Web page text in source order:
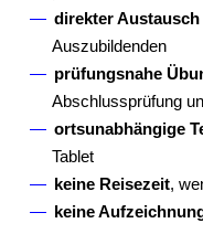
direkter Austausch
Auszubildenden
prüfungsnahe
Abschlussprüfung
ortsunabhängige
Tablet
keine Reisezeit,
keine